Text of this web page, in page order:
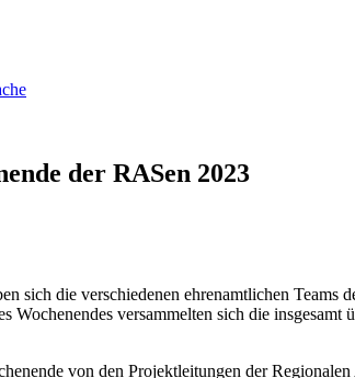
der RASen 2023
sich die verschiedenen ehrenamtlichen
Wochenendes versammelten sich die
von den Projektleitungen der